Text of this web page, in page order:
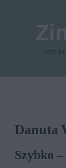
Danuta
Szybko